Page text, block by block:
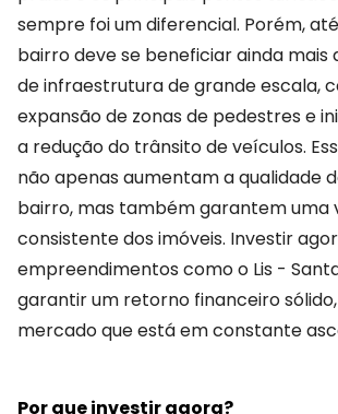
sempre foi um diferencial. Porém,
bairro deve se beneficiar ainda mais
de infraestrutura de grande escala,
expansão de zonas de pedestres e
a redução do trânsito de veículos.
não apenas aumentam a qualidade
bairro, mas também garantem uma
consistente dos imóveis. Investir
empreendimentos como o Lis -
garantir um retorno financeiro
mercado que está em constante
Por que investir agora?